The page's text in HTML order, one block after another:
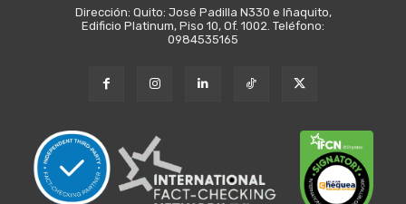
Dirección: Quito: José Padilla N330 e Iñaquito,
Edificio Platinum, Piso 10, Of. 1002. Teléfono:
0984535165